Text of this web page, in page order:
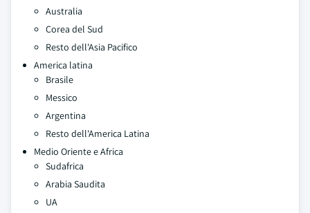
Australia
Corea del Sud
Resto dell'Asia Pacifico
America latina
Brasile
Messico
Argentina
Resto dell'America Latina
Medio Oriente e Africa
Sudafrica
Arabia Saudita
UA